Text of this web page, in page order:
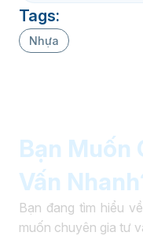
Tags:
Nhựa
Bạn Muốn
Vấn
Bạn đang tìm hiểu
muốn chuyên gia tư